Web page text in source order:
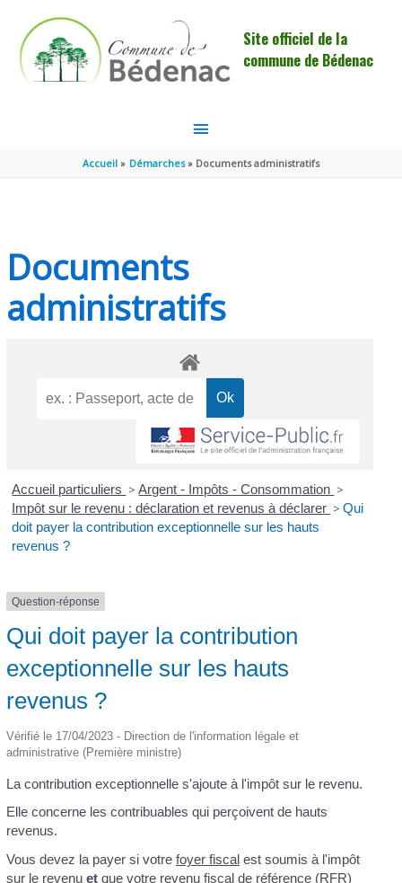
Site officiel de la
commune de Bédenac
MENU
PRINCIPAL
Accueil Démarches Documents administratifs
Documents
administratifs
Accueil particuliers > Argent - Impôts - Consommation >
Impôt sur le revenu : déclaration et revenus à déclarer > Qui
doit payer la contribution exceptionnelle sur les hauts
revenus ?
Question-réponse
Qui doit payer la contribution
exceptionnelle sur les hauts
revenus ?
Vérifié le 17/04/2023 - Direction de l'information légale et
administrative (Première ministre)
La contribution exceptionnelle s'ajoute à l'impôt sur le revenu.
Elle concerne les contribuables qui perçoivent de hauts
revenus.
Vous devez la payer si votre foyer fiscalest soumis à l'impôt
sur le revenu etque votre revenu fiscal de référence (RFR)